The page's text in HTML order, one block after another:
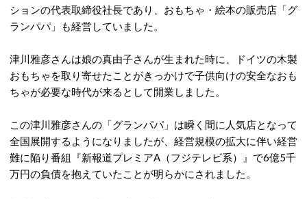
ションの代表取締役社長であり、おもちゃ・絵本の販売店「グ
ランパパ」も経営していました。
津川雅彦さんは娘の真由子さんが生まれた時に、ドイツの木製
おもちゃを取り寄せたことがきっかけで子供向けの安全なおも
ちゃが必要な時代が来るとして開業しました。
この津川雅彦さんの「グランパパ」は瞬く間に人気店となって
全国展開するようになりましたが、経営規模の拡大に伴い経営
難に陥り番組『新報道プレミアA（フジテレビ系）』で6億5千
万円の負債を抱えていたことが明らかにされました。